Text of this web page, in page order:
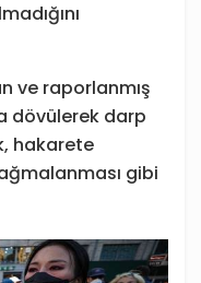
ve raporlanmış
dövülerek darp
hakarete
gibi